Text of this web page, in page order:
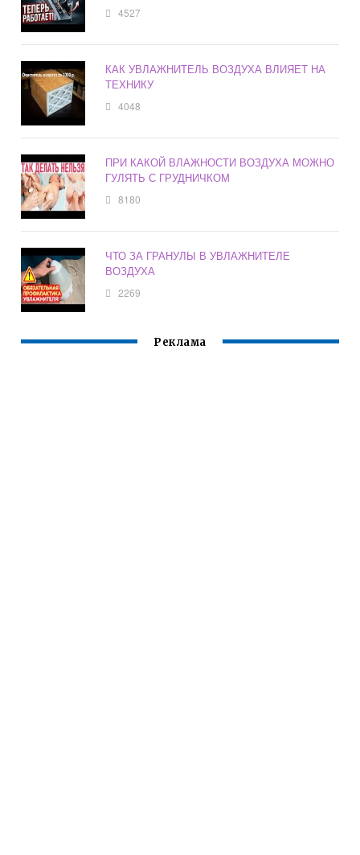
4527
КАК УВЛАЖНИТЕЛЬ ВОЗДУХА ВЛИЯЕТ НА
ТЕХНИКУ
4048
ПРИ КАКОЙ ВЛАЖНОСТИ ВОЗДУХА МОЖНО
ГУЛЯТЬ С ГРУДНИЧКОМ
8180
ЧТО ЗА ГРАНУЛЫ В УВЛАЖНИТЕЛЕ
ВОЗДУХА
2269
Реклама